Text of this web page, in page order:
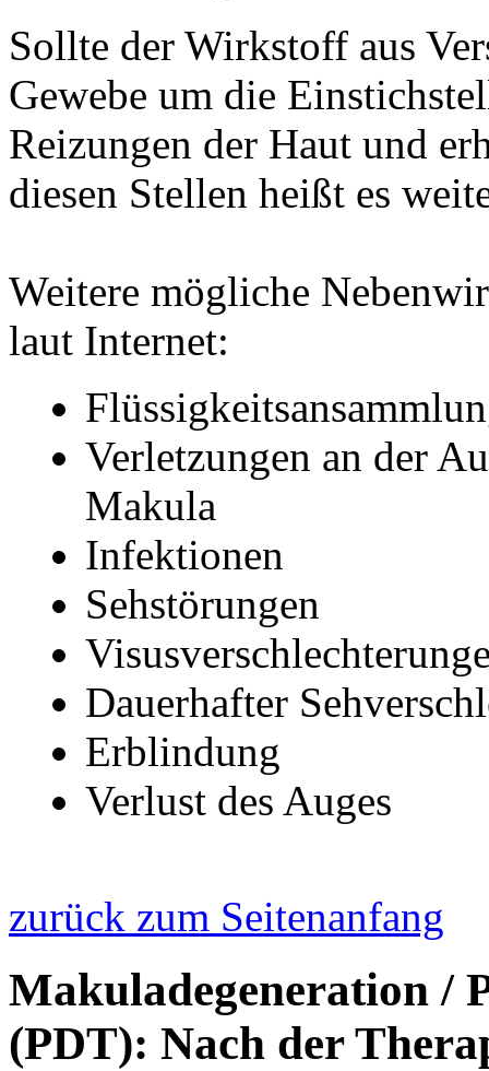
Sollte der Wirkstoff aus
Gewebe um die
Reizungen der Haut und
diesen Stellen heißt es
Weitere mögliche
laut Internet:
Verletzungen an der
Makula
Infektionen
Sehstörungen
Dauerhafter
Erblindung
Verlust des Auges
zurück zum Seitenanfang
Makuladegeneration /
(PDT): Nach der